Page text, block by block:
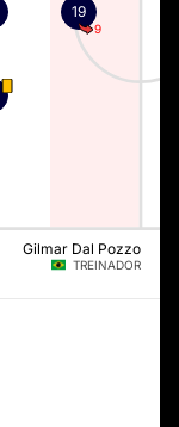
19
9
Gilmar Dal Pozzo
TREINADOR